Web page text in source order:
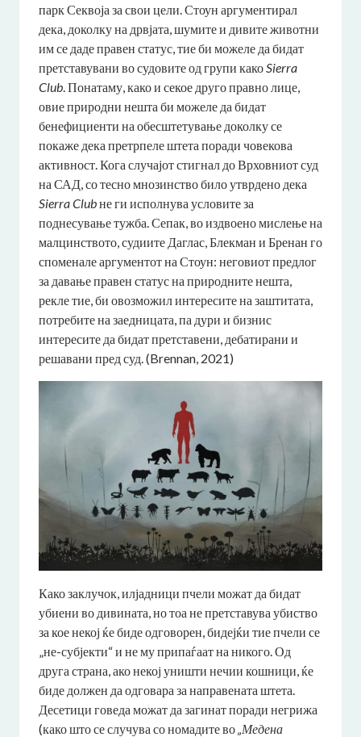
парк Секвоја за свои цели. Стоун аргументирал
дека, доколку на дрвјата, шумите и дивите животни
им се даде правен статус, тие би можеле да бидат
претставувани во судовите од групи какоSierra
Club. Понатаму, како и секое друго правно лице,
овие природни нешта би можеле да бидат
бенефициенти на обесштетување доколку се
покаже дека претрпеле штета поради човекова
активност. Кога случајот стигнал до Врховниот суд
на САД, со тесно мнозинство било утврдено дека
Sierra Clubне ги исполнува условите за
поднесување тужба. Сепак, во издвоено мислење на
малцинството, судиите Даглас, Блекман и Бренан го
споменале аргументот на Стоун: неговиот предлог
за давање правен статус на природните нешта,
рекле тие, би овозможил интересите на заштитата,
потребите на заедницата, па дури и бизнис
интересите да бидат претставени, дебатирани и
решавани пред суд. (Brennan, 2021)
Како заклучок, илјадници пчели можат да бидат
убиени во дивината, но тоа не претставува убиство
за кое некој ќе биде одговорен, бидејќи тие пчели се
„не-субјекти“ и не му припаѓаат на никого. Од
друга страна, ако некој уништи нечии кошници, ќе
биде должен да одговара за направената штета.
Десетици говеда можат да загинат поради негрижа
(како што се случува со номадите во „Медена